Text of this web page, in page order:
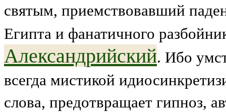
святым, приемствовавший
Египта и фанатичного
Александрийский. Ибо
всегда мистикой
слова, предотвращает гипноз,